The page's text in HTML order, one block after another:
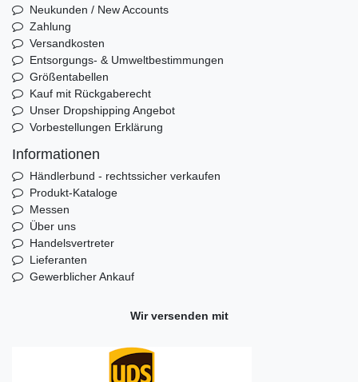
Neukunden / New Accounts
Zahlung
Versandkosten
Entsorgungs- & Umweltbestimmungen
Größentabellen
Kauf mit Rückgaberecht
Unser Dropshipping Angebot
Vorbestellungen Erklärung
Informationen
Händlerbund - rechtssicher verkaufen
Produkt-Kataloge
Messen
Über uns
Handelsvertreter
Lieferanten
Gewerblicher Ankauf
Wir versenden mit